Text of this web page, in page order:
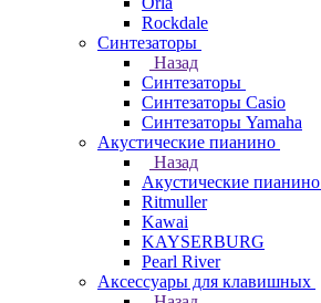
Rockdale
Синтезаторы
Назад
Синтезаторы
Синтезаторы Casio
Синтезаторы Yamaha
Акустические пианино
Назад
Акустические пианино
Ritmuller
Kawai
KAYSERBURG
Pearl River
Аксессуары для клавишных